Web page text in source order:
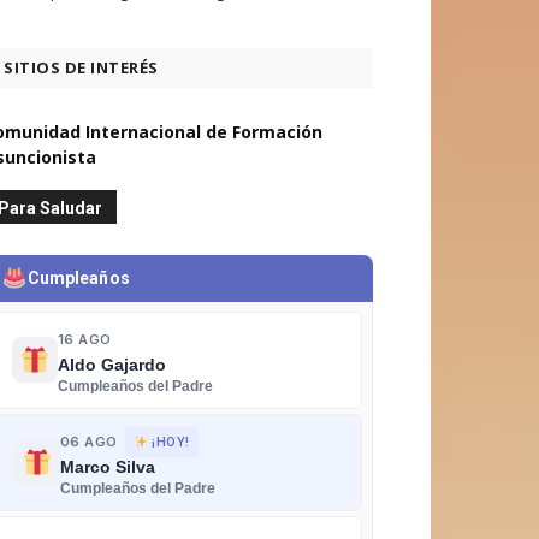
SITIOS DE INTERÉS
Internacional de Formación
Saludar
Cumpleaños
16 AGO
Aldo Gajardo
Cumpleaños del Padre
06 AGO ¡HOY!
Marco Silva
Cumpleaños del Padre